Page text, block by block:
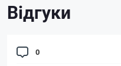
Відгуки
0